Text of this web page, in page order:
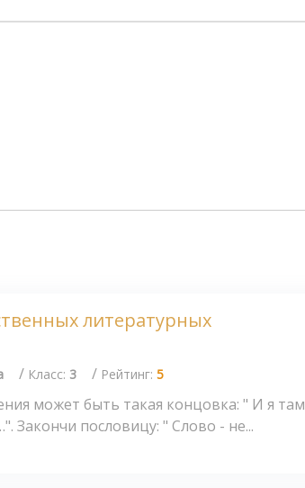
литературных
/ Класс: 3 / Рейтинг: 5
может быть такая концовка: " И я там
Закончи пословицу: " Слово - не...